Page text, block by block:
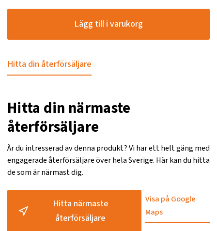
Lägg till i varukorg
Hitta din återförsäljare
Hitta din närmaste
återförsäljare
Är du intresserad av denna produkt? Vi har ett helt gäng med
engagerade återförsäljare över hela Sverige. Här kan du hitta
de som är närmast dig.
Hitta närmaste
återförsäljare
Visa på Google
Maps